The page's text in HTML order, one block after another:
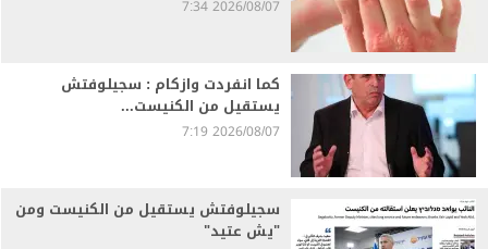
2026/08/07 7:34
كما انفردت وازكام : سجيلوفتش
يستقيل من الكنيست...
2026/08/07 7:19
سجيلوفتش يستقيل من الكنيست ومن
"يش عتيد"